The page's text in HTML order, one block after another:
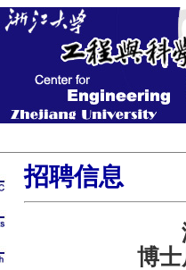
招聘信息
博